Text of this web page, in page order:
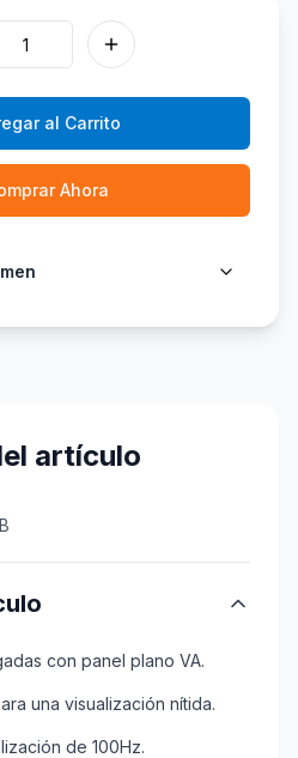
al Carrito
Ahora
artículo
con panel plano VA.
una visualización nítida.
de 100Hz.